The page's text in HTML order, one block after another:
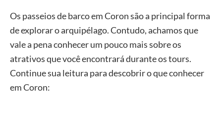
Os passeios de barco em Coron são a principal forma
de explorar o arquipélago. Contudo, achamos que
vale a pena conhecer um pouco mais sobre os
atrativos que você encontrará durante os tours.
Continue sua leitura para descobrir o que conhecer
em Coron: